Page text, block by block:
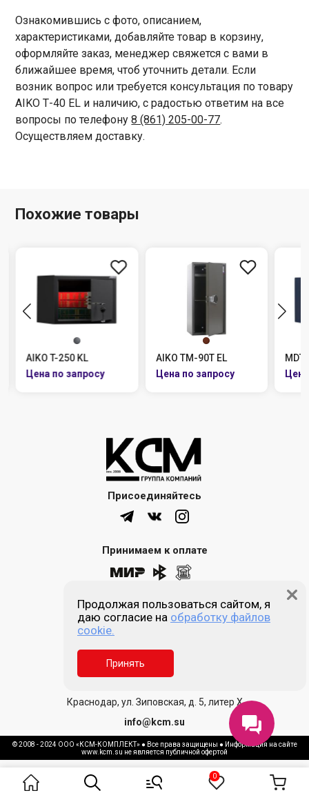
Ознакомившись с фото, описанием,
характеристиками, добавляйте товар в корзину,
оформляйте заказ, менеджер свяжется с вами в
ближайшее время, чтоб уточнить детали. Если
возник вопрос или требуется консультация по товару
AIKO Т-40 EL и наличию, с радостью ответим на все
вопросы по телефону8 (861) 205-00-77.
Осуществляем доставку.
Похожие товары
AIKO T-250 KL AIKO TM-90T EL
Присоединяйтесь
Принимаем к оплате
8 (861) 205-00-77
Звонок бесплатный
Пн-пт 9:00 - 18:00
Сб, Вс - выходной
Краснодар, ул. Зиповская, д. 5, литер Х
info@kcm.su
© 2008 - 2024 ООО «КСМ-КОМПЛЕКТ» ● Все права защищены ● Информация на сайте
www.kcm.su не является публичной офертой
Продолжая пользоваться сайтом, я
даю согласие на обработку файлов
cookie.
Принять